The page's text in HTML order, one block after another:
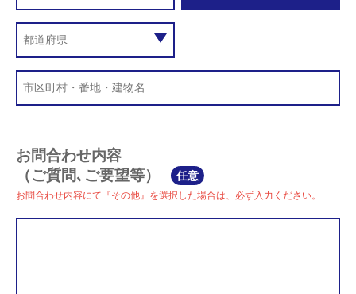
お問合わせ内容
（ご質問､ご要望等）
任意
お問合わせ内容にて『その他』を選択した場合は、必ず入力ください。